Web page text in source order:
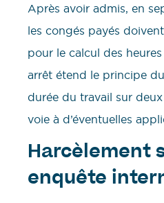
Après avoir admis, en
les congés payés
pour le calcul des
arrêt étend le principe
durée du travail sur
voie à d’éventuelles
Harcèlement
enquête